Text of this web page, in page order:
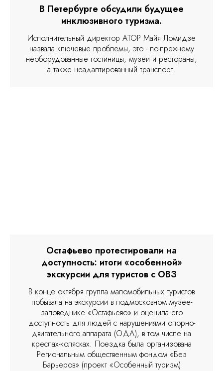
В Петербурге обсудили будущее
инклюзивного туризма.
Исполнительный директор АТОР Майя Ломидзе
назвала ключевые проблемы, это - по-прежнему
необорудованные гостиницы, музеи и рестораны,
а также неадаптированный транспорт.
Остафьево протестировали на
доступность: итоги «особенной»
экскурсии для туристов с ОВЗ
В конце октября группа маломобильных туристов
побывала на экскурсии в подмосковном музее-
заповеднике «Остафьево» и оценила его
доступность для людей с нарушениями опорно-
двигательного аппарата (ОДА), в том числе на
креслах-колясках. Поездка была организована
Региональным общественным фондом «Без
Барьеров» (проект «Особенный туризм)